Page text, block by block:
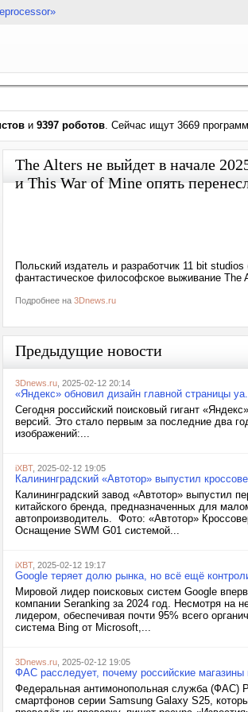
и 9397 роботов. Сейчас ищут 3669
The Alters не выйдет в начале
и This War of Mine опять
Польский издатель и разработчик 11 bit
фантастическое философское выживание The
Подробнее на 3Dnews.ru
Предыдущие новости
3Dnews.ru , 2025-02-12 20:14
«Яндекс» обновил дизайн главной страницы
Сегодня российский поисковый гигант
версий. Это стало первым за последние два
изображений:...
iXBT, 2025-02-12 19:05
Калининградский «Автотор» выпустил
Калининградский завод «Автотор» выпустил
китайского бренда, предназначенных для
автопроизводитель. Фото: «Автотор»
Оснащение SWM G01 системой...
iXBT, 2025-02-12 19:17
Google теряет долю рынка, но всё ещё
Мировой лидер поисковых систем Google
компании Seranking за 2024 год. Несмотря на
лидером, обеспечивая почти 95% всего
система Bing от Microsoft,...
3Dnews.ru , 2025-02-12 19:05
ФАС расследует, почему российские
Федеральная антимонопольная служба (ФАС)
смартфонов серии Samsung Galaxy S25,